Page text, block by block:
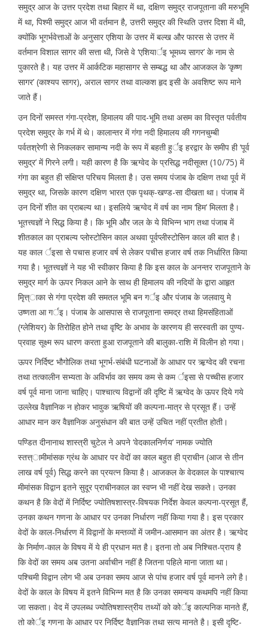
समुद्र आज के उत्तर प्रदेश तथा बिहार में था, दक्षिण समुद्र राजपूताना की मरुभूमि
में था, पिश्मी समुद्र आज भी वर्तमान है, उत्तरी समुद्र की स्थिति उत्तर दिशा में थी,
क्योंकि भूगर्भवेत्ताओं के अनुसार एशिया के उत्तर में बल्ख और फारस से उत्तर में
वर्तमान विशाल सागर की सत्ता थी, जिसे वे ‘एशियार्इ भूमध्य सागर’ के नाम से
पुकारते है। यह उत्तर में आर्कटिक महासागर से सम्बद्ध था और आजकल के ‘कृष्ण
सागर’ (काश्यप सागर), अराल सागर तथा वाल्कश हृद इसी के अवशिष्ट रूप माने
जाते हैं।
उन दिनों समस्त गंगा-प्रदेश, हिमालय की पाद-भूमि तथा असम का विस्तृत पर्वतीय
प्रदेश समुद्र के गर्भ में थे। कालान्तर में गंगा नदी हिमालय की गगनचुम्बी
पर्वतश्रेणी से निकलकर सामान्य नदी के रूप में बहती हुर्इ हरद्वार के समीप ही ‘पूर्व
समुद्र’ में गिरने लगी। यही कारण है कि ऋग्वेद के प्रसिद्ध नदीसूक्त (10/75) में
गंगा का बहुत ही संक्षिप्त परिचय मिलता है। उस समय पंजाब के दक्षिण तथा पूर्व में
समुद्र था, जिसके कारण दक्षिण भारत एक पृथक्-खण्ड-सा दीखता था। पंजाब में
उन दिनों शीत का प्राबल्य था। इसलिये ऋग्वेद में वर्ष का नाम ‘हिम’ मिलता है।
भूतत्त्वज्ञों ने सिद्ध किया है। कि भूमि और जल के ये विभिन्न भाग तथा पंजाब में
शीतकाल का प्राबल्य प्लोस्टोसिन काल अथवा पूर्वप्लीस्टोसिन काल की बात है।
यह काल र्इसा से पचास हजार वर्ष से लेकर पचीस हजार वर्ष तक निर्धारित किया
गया है। भूतत्त्वज्ञों ने यह भी स्वीकार किया है कि इस काल के अनन्तर राजपूताने के
समुद्र मार्ग के ऊपर निकल आने के साथ ही हिमालय की नदियों के द्वारा आहृत
मृित्त्ाका से गंगा प्रदेश की समतल भूमि बन गर्इ और पंजाब के जलवायु मे
उष्णता आ गर्इ। पंजाब के आसपास से राजपूताना समद्र तथा हिमसंहिताओं
(ग्लेशियर) के तिरोहित होने तथा वृष्टि के अभाव के कारणय ही सरस्वती का पुण्य-
प्रवाह सूक्ष्म रूप धारण करता हुआ राजपूताने की बालुका-राशि में विलीन हो गया।
ऊपर निर्दिष्ट भौगोलिक तथा भूगर्भ-संबंधी घटनाओं के आधार पर ऋ़ग्वेद की रचना
तथा तत्कालीन सभ्यता के अविर्भाव का समय कम से कम र्इसा से पच्चीस हजार
वर्ष पूर्व माना जाना चाहिए। पाश्चात्य विद्वानों की दृष्टि में ऋग्वेद के ऊपर दिये गये
उल्लेख वैज्ञानिक न होकर भावुक ऋषियों की कल्पना-मात्र से प्रसूत हैं। उन्हें
आधार मान कर वैज्ञानिक अनुसंधान की बात उन्हें उचित नहीं प्रतीत होती।
पण्डित दीनानाथ शास्त्री चुटेल ने अपने ‘वेदकालनिर्णय’ नामक ज्योति
स्तत्त्ामीमांसक ग्रंथ के आधार पर वेदों का काल बहुत ही प्राचीन (आज से तीन
लाख वर्ष पूर्व) सिद्ध करने का प्रयत्न किया है। आजकल के वेदकाल के पाश्चात्य
मीमांसक विद्वान इतने सुदूर प्राचीनकाल का स्वप्न भी नहीं देख सकते। उनका
कथन है कि वेदों में निर्दिष्ट ज्योतिषशास्त्र-विषयक निर्देश केवल कल्पना-प्रसूत हैं,
उनका कथन गणना के आधार पर उनका निर्धारण नहीं किया गया है। इस प्रकार
वेदों के काल-निर्धारण में विद्वानों के मन्तव्यों में जमीन-आसमान का अंतर है। ऋग्वेद
के निर्माण-काल के विषय में ये ही प्रधान मत है। इतना तो अब निश्चित-प्राय है
कि वेदों का समय अब उतना अर्वाचीन नहीं है जितना पहिले माना जाता था।
पश्चिमी विद्वान लोग भी अब उनका समय आज से पांच हजार वर्ष पूर्व मानने लगे है।
वेदों के काल के विषय में इतने विभिन्न मत है कि उनका समन्वय कथमपि नहीं किया
जा सकता। वेद में उपलब्ध ज्योतिषशास्त्रीय तथ्यों को कोर्इ काल्पनिक मानते हैं,
तो कोर्इ गणना के आधार पर निर्दिष्ट वैज्ञानिक तथा सत्य मानते है। इसी दृष्टि-